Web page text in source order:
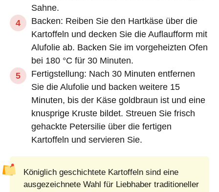
Sahne.
Backen: Reiben Sie den Hartkäse über die
Kartoffeln und decken Sie die Auflaufform mit
Alufolie ab. Backen Sie im vorgeheizten Ofen
bei 180 °C für 30 Minuten.
Fertigstellung: Nach 30 Minuten entfernen
Sie die Alufolie und backen weitere 15
Minuten, bis der Käse goldbraun ist und eine
knusprige Kruste bildet. Streuen Sie frisch
gehackte Petersilie über die fertigen
Kartoffeln und servieren Sie.
Königlich geschichtete Kartoffeln sind eine
ausgezeichnete Wahl für Liebhaber traditioneller